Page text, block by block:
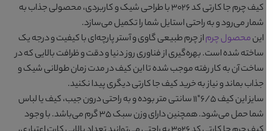
کیف چرم جا کارتی کد 3026
با طراحی شیک و کاربردی، محصولی جذاب به
شمار می‌رود و به راحتی استایل شما را تکمیل می‌سازد.
اینمحصول چرماز چرم طبیعی گاوی و آستر پارچه‌ای با کیفیت و درجه یک
ساخته شده است. بهره‌گیری از فناوری روز دنیا و دقت و ظرافت بالایی که در
ساخت آن به کار رفته موجب شده تا این کیف در مدت زمان طولانی شیک و
جذاب بماند و نیاز به خرید کیف جا کارتی دیگری پیدا نکنید.
سایز این کیف 6/5*۱۱ سانتی متر بوده و به راحتی درون جیب، کیف یا لباس
شما حمل می‌شود. همچنین دارای وزن سبک ۳۵ گرم می‌باشد. با وجود